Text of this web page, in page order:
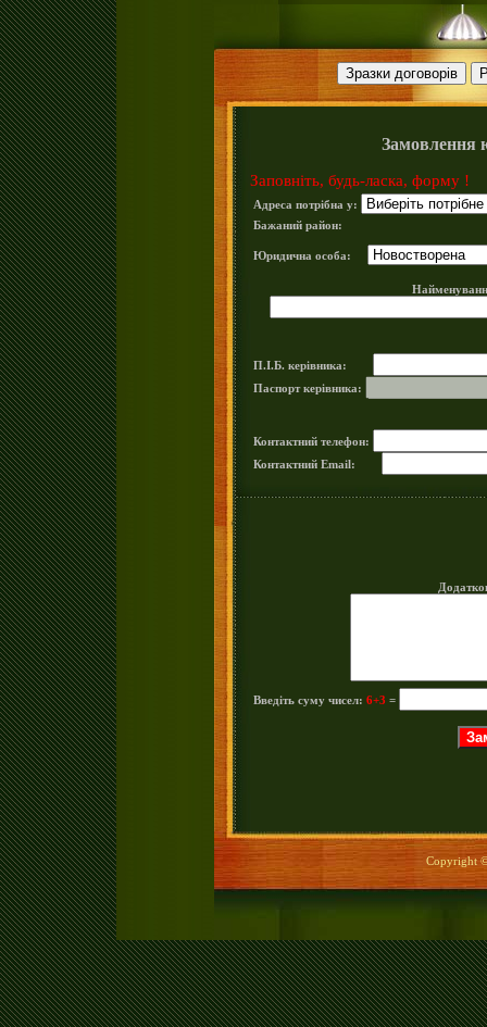
Замовлення
Заповніть, будь-ласка, форму !
Адреса потрібна у:
Бажаний район:
Юридична особа:
П.І.Б. керівника:
Паспорт керівника:
Контактний телефон:
Контактний Email:
Введіть суму чисел: 6+3 =
Copyright